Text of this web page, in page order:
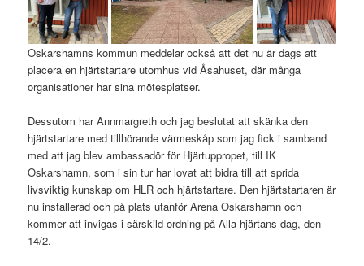
Oskarshamns kommun meddelar också att det nu är dags att
placera en hjärtstartare utomhus vid Åsahuset, där många
organisationer har sina mötesplatser.
Dessutom har Annmargreth och jag beslutat att skänka den
hjärtstartare med tillhörande värmeskåp som jag fick i samband
med att jag blev ambassadör för Hjärtuppropet, till IK
Oskarshamn, som i sin tur har lovat att bidra till att sprida
livsviktig kunskap om HLR och hjärtstartare. Den hjärtstartaren är
nu installerad och på plats utanför Arena Oskarshamn och
kommer att invigas i särskild ordning på Alla hjärtans dag, den
14/2.